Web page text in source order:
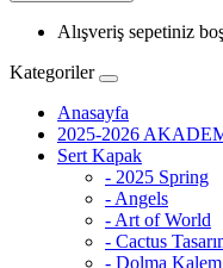
Alışveriş sepetiniz
Kategoriler
Anasayfa
2025-2026
Sert Kapak
- 2025 Spring
- Angels
- Art of World
- Cactus
- Dolma